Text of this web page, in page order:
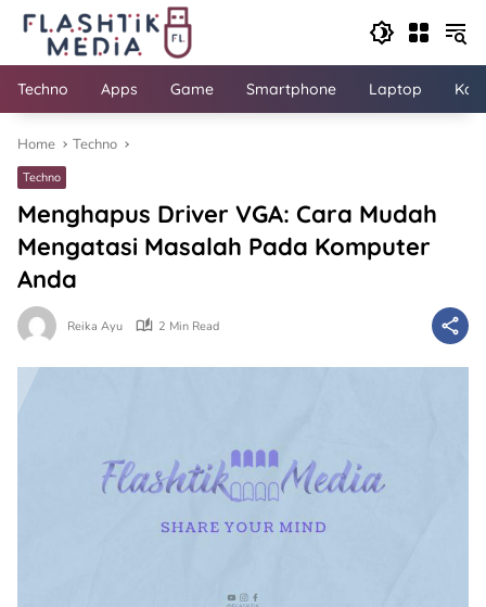
Skip
content
Techno Apps Game Smartphone Laptop
Home Techno
Techno
Menghapus Driver VGA: Cara Mudah
Mengatasi Masalah Pada Komputer
Anda
Reika Ayu 2 Min Read